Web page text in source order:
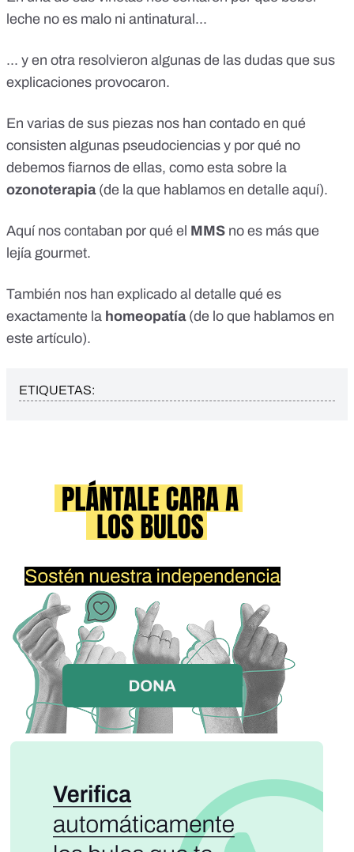
leche no es malo ni antinatural...
... y en otra resolvieron algunas de las dudas que sus
explicaciones provocaron.
En varias de sus piezas nos han contado en qué
consisten algunas pseudociencias y por qué no
debemos fiarnos de ellas, como esta sobre la
ozonoterapia (de la que hablamos en detalle aquí).
Aquí nos contaban por qué el MMS no es más que
lejía gourmet.
También nos han explicado al detalle qué es
exactamente la homeopatía (de lo que hablamos en
este artículo).
ETIQUETAS: